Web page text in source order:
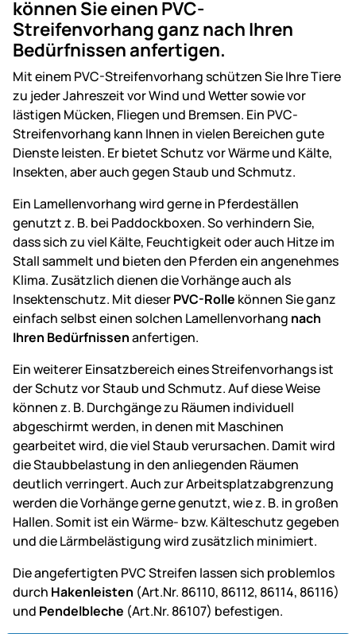
können Sie einen PVC-
Streifenvorhang ganz nach Ihren
Bedürfnissen anfertigen.
Mit einem PVC-Streifenvorhang schützen Sie Ihre Tiere
zu jeder Jahreszeit vor Wind und Wetter sowie vor
lästigen Mücken, Fliegen und Bremsen. Ein PVC-
Streifenvorhang kann Ihnen in vielen Bereichen gute
Dienste leisten. Er bietet Schutz vor Wärme und Kälte,
Insekten, aber auch gegen Staub und Schmutz.
Ein Lamellenvorhang wird gerne in Pferdeställen
genutzt z. B. bei Paddockboxen. So verhindern Sie,
dass sich zu viel Kälte, Feuchtigkeit oder auch Hitze im
Stall sammelt und bieten den Pferden ein angenehmes
Klima. Zusätzlich dienen die Vorhänge auch als
Insektenschutz. Mit dieserPVC-Rolle können Sie ganz
einfach selbst einen solchen Lamellenvorhang nach
Ihren Bedürfnissenanfertigen.
Ein weiterer Einsatzbereich eines Streifenvorhangs ist
der Schutz vor Staub und Schmutz. Auf diese Weise
können z. B. Durchgänge zu Räumen individuell
abgeschirmt werden, in denen mit Maschinen
gearbeitet wird, die viel Staub verursachen. Damit wird
die Staubbelastung in den anliegenden Räumen
deutlich verringert. Auch zur Arbeitsplatzabgrenzung
werden die Vorhänge gerne genutzt, wie z. B. in großen
Hallen. Somit ist ein Wärme- bzw. Kälteschutz gegeben
und die Lärmbelästigung wird zusätzlich minimiert.
Die angefertigten PVC Streifen lassen sich problemlos
durch Hakenleisten (Art.Nr. 86110, 86112, 86114, 86116)
und Pendelbleche (Art.Nr. 86107) befestigen.